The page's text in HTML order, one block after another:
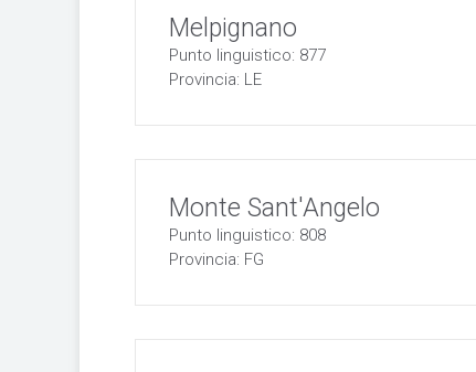
Melpignano
Punto linguistico: 877
Provincia: LE
Monte Sant'Angelo
Punto linguistico: 808
Provincia: FG